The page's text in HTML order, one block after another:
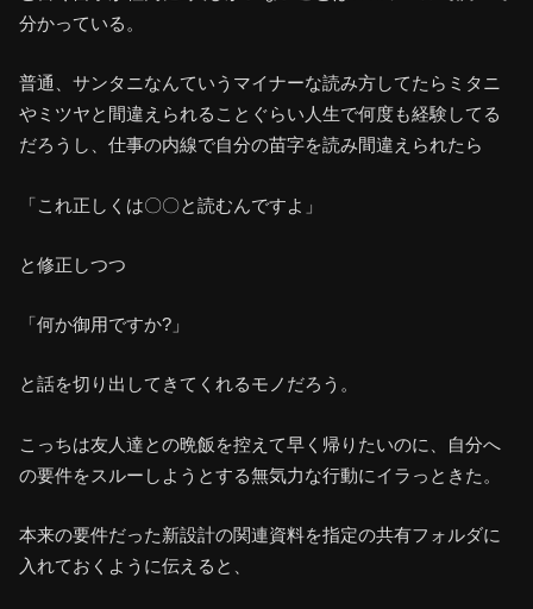
分かっている。
普通、サンタニなんていうマイナーな読み方してたらミタニ
やミツヤと間違えられることぐらい人生で何度も経験してる
だろうし、仕事の内線で自分の苗字を読み間違えられたら
「これ正しくは〇〇と読むんですよ」
と修正しつつ
「何か御用ですか?」
と話を切り出してきてくれるモノだろう。
こっちは友人達との晩飯を控えて早く帰りたいのに、自分へ
の要件をスルーしようとする無気力な行動にイラっときた。
本来の要件だった新設計の関連資料を指定の共有フォルダに
入れておくように伝えると、